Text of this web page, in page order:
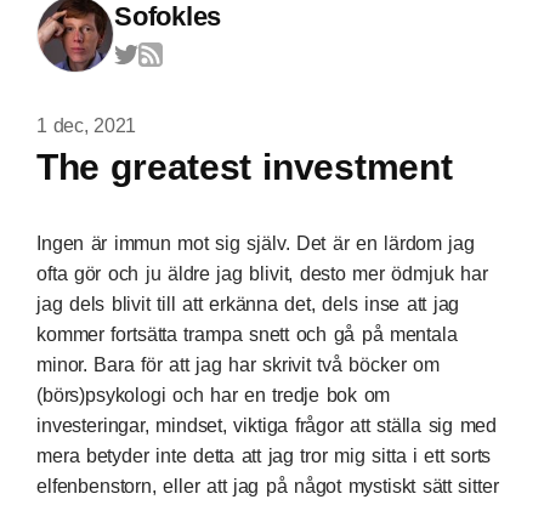
Sofokles
1 dec, 2021
The greatest investment
Ingen är immun mot sig själv. Det är en lärdom jag
ofta gör och ju äldre jag blivit, desto mer ödmjuk har
jag dels blivit till att erkänna det, dels inse att jag
kommer fortsätta trampa snett och gå på mentala
minor. Bara för att jag har skrivit två böcker om
(börs)psykologi och har en tredje bok om
investeringar, mindset, viktiga frågor att ställa sig med
mera betyder inte detta att jag tror mig sitta i ett sorts
elfenbenstorn, eller att jag på något mystiskt sätt sitter